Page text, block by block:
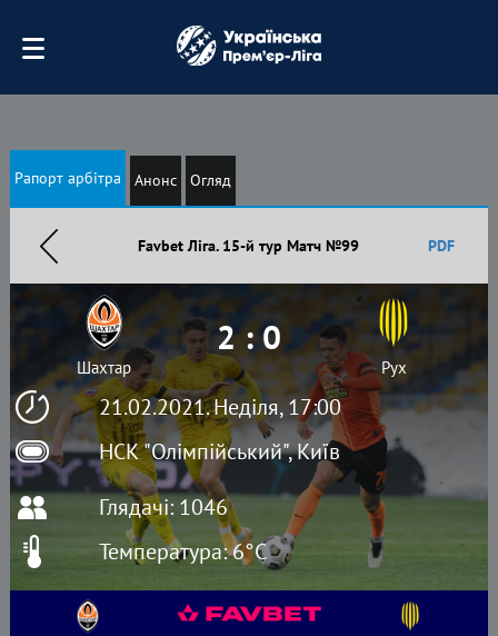
Рапорт арбітра Анонс Огляд
Favbet Ліга. 15-й тур Матч №99 PDF
21.02.2021. Неділя, 17:00
НСК "Олімпійський", Київ
Шахтар
2 : 0
Рух
Глядачі: 1046
Температура: 6°C